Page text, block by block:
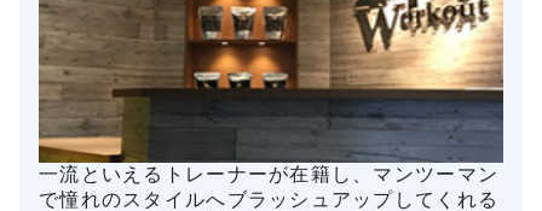
一流といえるトレーナーが在籍し、マンツーマン
で憧れのスタイルへブラッシュアップしてくれる